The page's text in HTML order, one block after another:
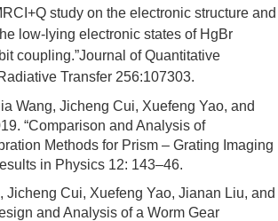
study on the electronic structure and
low-lying electronic states of HgBr
coupling.”Journal of Quantitative
Transfer 256:107303.
Wang, Jicheng Cui, Xuefeng Yao, and
“Comparison and Analysis of
Methods for Prism – Grating Imaging
in Physics 12: 143–46.
Jicheng Cui, Xuefeng Yao, Jianan Liu, and
and Analysis of a Worm Gear